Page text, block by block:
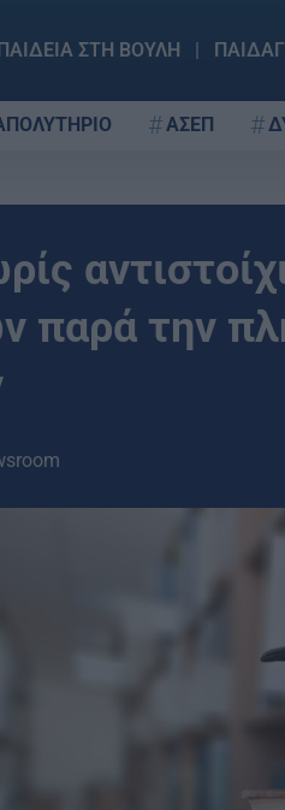
ΣΤΗ ΒΟΥΛΗ
ΑΣΕΠ
παρά την